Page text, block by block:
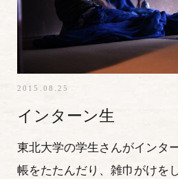
2015.08.25
インターン生
東北大学の学生さんがインタ
帳をたたんだり、雑巾がけを